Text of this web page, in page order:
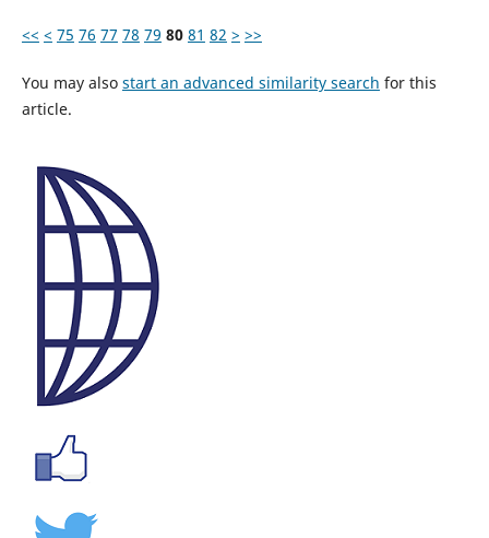
<< < 75 76 77 78 79 80 81 82 > >>
You may also start an advanced similarity search for this
article.